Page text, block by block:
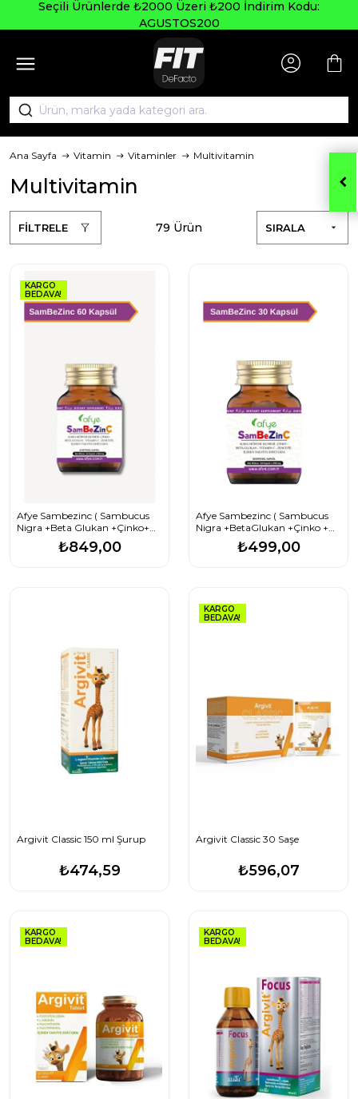
Seçili Ürünlerde ₺2000 Üzeri ₺200 İndirim Kodu:
AGUSTOS200
Ana Sayfa Vitamin Vitaminler Multivitamin
Multivitamin
FİLTRELE SIRALA
79 Ürün
KARGO
BEDAVA!
Afye Sambezinc ( Sambucus
Nigra +Beta Glukan +Çinko+
Vitamin C+ Zencefil) 60 Kapsül
₺849,00
Afye Sambezinc ( Sambucus
Nigra +BetaGlukan +Çinko +
Vitamin C+ Zencefil) 30 Bitkisel
₺499,00
Argivit Classic 150 ml Şurup
₺474,59
KARGO
BEDAVA!
Argivit Classic 30 Saşe
₺596,07
KARGO
BEDAVA!
KARGO
BEDAVA!